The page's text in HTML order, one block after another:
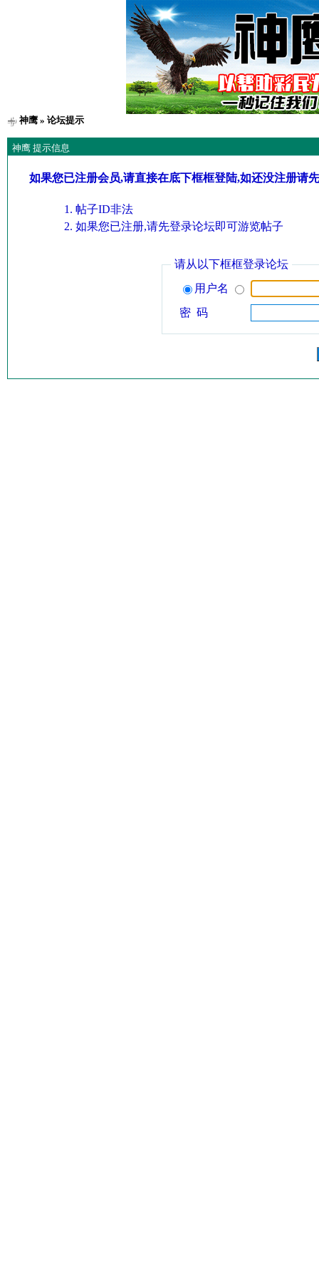
神鹰» 论坛提示
神鹰 提示信息
如果您已注册会员,请直接在底下框框登陆,如还没注册请
帖子ID非法
如果您已注册,请先登录论坛即可游览帖子
请从以下框框登录论坛
用户名
密 码